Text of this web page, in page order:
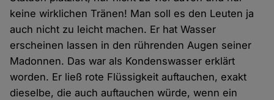
keine wirklichen Tränen! Man soll es den Leuten ja
auch nicht zu leicht machen. Er hat Wasser
erscheinen lassen in den rührenden Augen seiner
Madonnen. Das war als Kondenswasser erklärt
worden. Er ließ rote Flüssigkeit auftauchen, exakt
dieselbe, die auch auftauchen würde, wenn ein